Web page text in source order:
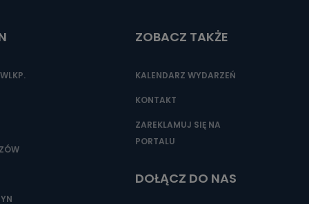
ze
ZOBACZ TAKŻE
KALENDARZ WYDARZEŃ
KONTAKT
ZAREKLAMUJ SIĘ NA
PORTALU
DOŁĄCZ DO NAS